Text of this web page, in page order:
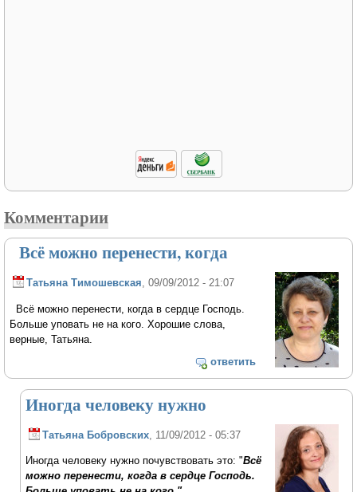
Комментарии
Всё можно перенести, когда
Татьяна Тимошевская , 09/09/2012 - 21:07
Всё можно перенести, когда в сердце Господь.
Больше уповать не на кого. Хорошие слова,
верные, Татьяна.
ответить
Иногда человеку нужно
Татьяна Бобровских , 11/09/2012 - 05:37
Иногда человеку нужно почувствовать это: "Всё
можно перенести, когда в сердце Господь.